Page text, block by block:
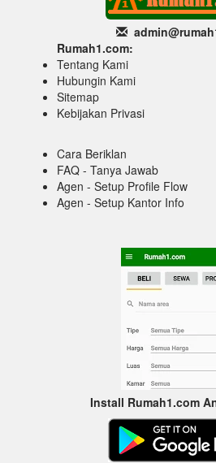
Rumah1.com:
Tentang Kami
Hubungin Kami
Sitemap
Kebijakan Privasi
Cara Beriklan
FAQ - Tanya Jawab
Agen - Setup Profile Flow
Agen - Setup Kantor Info
Install Rumah1.com